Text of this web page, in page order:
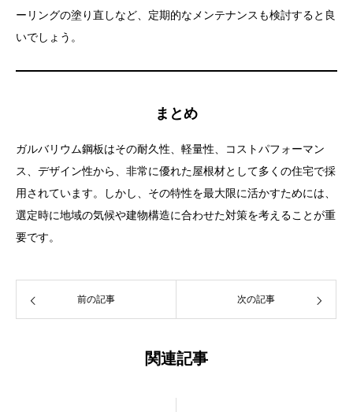
ーリングの塗り直しなど、定期的なメンテナンスも検討すると良
いでしょう。
まとめ
ガルバリウム鋼板はその耐久性、軽量性、コストパフォーマン
ス、デザイン性から、非常に優れた屋根材として多くの住宅で採
用されています。しかし、その特性を最大限に活かすためには、
選定時に地域の気候や建物構造に合わせた対策を考えることが重
要です。
前の記事 次の記事
関連記事